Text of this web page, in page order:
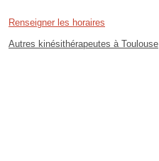
Renseigner les horaires
Autres kinésithérapeutes à Toulouse